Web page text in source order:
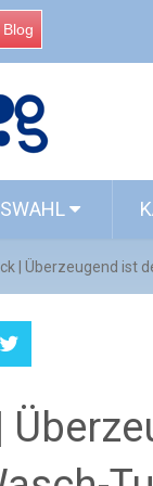
| Überzeugend ist